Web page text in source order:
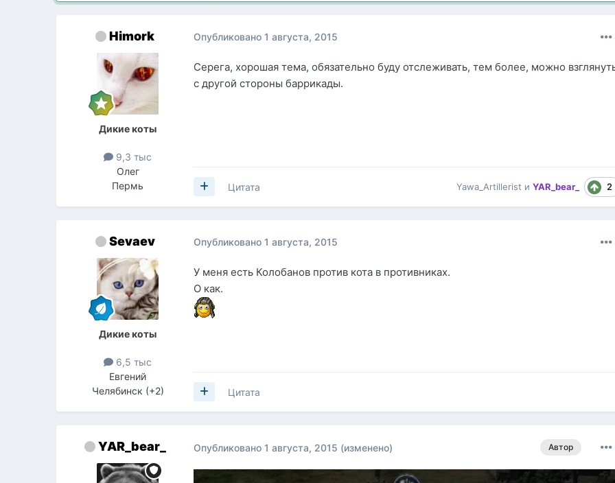
Himork
Дикие коты
9,3 тыс
Олег
Пермь
Опубликовано1 августа, 2015
Серега, хорошая тема, обязательно буду отслеживать, тем более, можно
с другой стороны баррикады.
Yawa_Artillerist иYAR_bear_ 2
Цитата
Sevaev
Дикие коты
6,5 тыс
Евгений
Челябинск (+2)
Опубликовано1 августа, 2015
У меня есть Колобанов против кота в противниках.
О как.
Цитата
YAR_bear_ Автор
Опубликовано1 августа, 2015 (изменено)